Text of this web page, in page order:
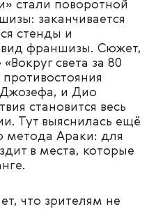
стали поворотной
заканчивается
стенды и
вид франшизы. Сюжет,
света за 80
и Дио
становится весь
Тут выяснилась ещё
метода Араки: для
в места, которые
что зрителям не